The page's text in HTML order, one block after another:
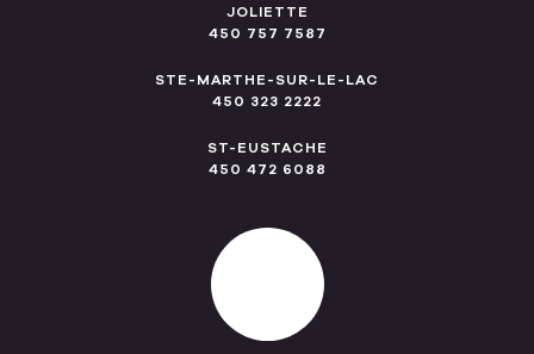
JOLIETTE
450 757 7587
STE-MARTHE-SUR-LE-LAC
450 323 2222
ST-EUSTACHE
450 472 6088